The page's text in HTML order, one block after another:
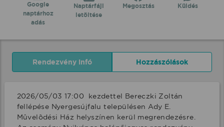
Google
naptárhoz
adás
Naptárfájl
letöltése
Megosztás Küldés
Rendezvény infó Hozzászólások
2026/05/03 17:00  kezdettel Bereczki Zoltán
fellépése Nyergesújfalu településen Ady E.
Mûvelõdési Ház helyszínen kerül megrendezésre.